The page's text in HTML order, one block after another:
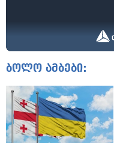
ბოლო ამბები: